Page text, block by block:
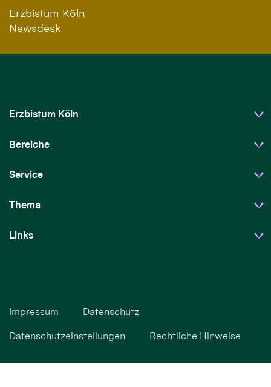
Erzbistum Köln
Newsdesk
Erzbistum Köln
Bereiche
Service
Thema
Links
Impressum Datenschutz
Datenschutzeinstellungen Rechtliche Hinweise